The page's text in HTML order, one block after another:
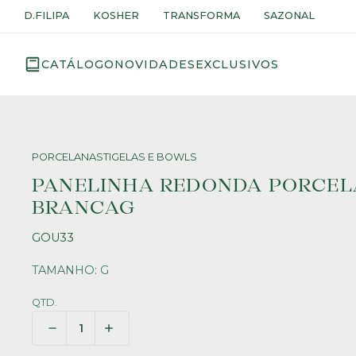
D.FILIPA KOSHER TRANSFORMA SAZONAL
CATÁLOGONOVIDADESEXCLUSIVOS
PORCELANASTIGELAS E BOWLS
PANELINHA REDONDA
BRANCAG
GOU33
TAMANHO: G
QTD.